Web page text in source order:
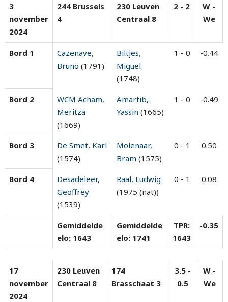
3
november
2024
244 Brussels
4
230 Leuven
Centraal 8
2 - 2
W -
We
Bord 1
Cazenave,
Bruno (1791)
Biltjes,
Miguel
(1748)
1 - 0 -0.44
Bord 2
WCM Acham,
Meritza
(1669)
Amartib,
Yassin (1665)
1 - 0 -0.49
Bord 3
De Smet, Karl
(1574)
Molenaar,
Bram (1575)
0 - 1 0.50
Bord 4
Desadeleer,
Geoffrey
(1539)
Raal, Ludwig
(1975 (nat))
0 - 1 0.08
Gemiddelde
elo: 1643
Gemiddelde
elo: 1741
TPR:
1643
-0.35
17
november
2024
230 Leuven
Centraal 8
174
Brasschaat 3
3.5 -
0.5
W -
We